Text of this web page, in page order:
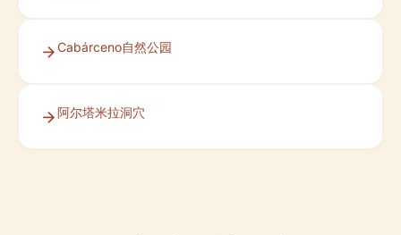
Cabárceno自然公园
阿尔塔米拉洞穴